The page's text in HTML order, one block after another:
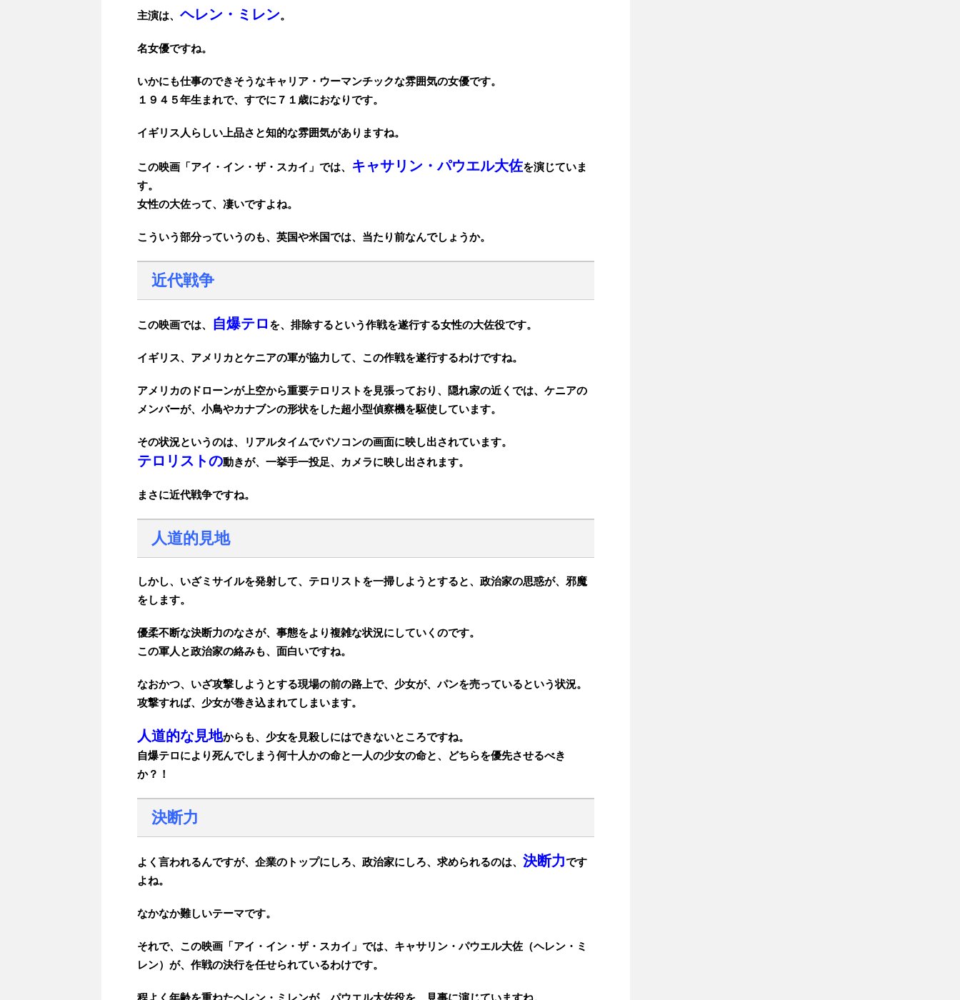
主演は、 ヘレン・ミレン。
名女優ですね。
いかにも仕事のできそうなキャリア・ウーマンチックな雰囲気の女優です。
１９４５年生まれで、すでに７１歳におなりです。
イギリス人らしい上品さと知的な雰囲気がありますね。
この映画「アイ・イン・ザ・スカイ」では、 キャサリン・パウエル大佐を演じていま
す。
女性の大佐って、凄いですよね。
こういう部分っていうのも、英国や米国では、当たり前なんでしょうか。
近代戦争
この映画では、 自爆テロ を、排除するという作戦を遂行する女性の大佐役です。
イギリス、アメリカとケニアの軍が協力して、この作戦を遂行するわけですね。
アメリカのドローンが上空から重要テロリストを見張っており、隠れ家の近くでは、ケニアの
メンバーが、小鳥やカナブンの形状をした超小型偵察機を駆使しています。
その状況というのは、リアルタイムでパソコンの画面に映し出されています。
テロリストの動きが、一挙手一投足、カメラに映し出されます。
まさに近代戦争ですね。
人道的見地
しかし、いざミサイルを発射して、テロリストを一掃しようとすると、政治家の思惑が、邪魔
をします。
優柔不断な決断力のなさが、事態をより複雑な状況にしていくのです。
この軍人と政治家の絡みも、面白いですね。
なおかつ、いざ攻撃しようとする現場の前の路上で、少女が、パンを売っているという状況。
攻撃すれば、少女が巻き込まれてしまいます。
人道的な見地からも、少女を見殺しにはできないところですね。
自爆テロにより死んでしまう何十人かの命と一人の少女の命と、どちらを優先させるべき
か？！
決断力
よく言われるんですが、企業のトップにしろ、政治家にしろ、求められるのは、 決断力です
よね。
なかなか難しいテーマです。
それで、この映画「アイ・イン・ザ・スカイ」では、キャサリン・パウエル大佐（ヘレン・ミ
レン）が、作戦の決行を任せられているわけです。
程よく年齢を重ねたヘレン・ミレンが、パウエル大佐役を、見事に演じていますね。